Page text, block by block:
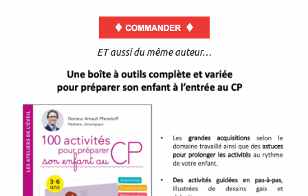
ET aussi du même auteur…